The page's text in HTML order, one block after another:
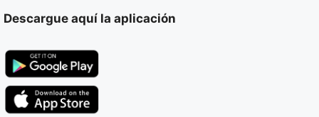
Descargue aquí la aplicación